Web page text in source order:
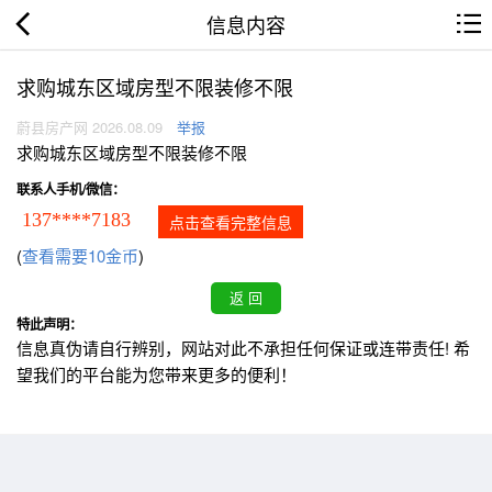
信息内容
求购城东区域房型不限装修不限
蔚县房产网 2026.08.09 举报
求购城东区域房型不限装修不限
联系人手机/微信：
137****7183 点击查看完整信息
(查看需要10金币)
特此声明：
信息真伪请自行辨别，网站对此不承担任何保证或连带责任! 希
望我们的平台能为您带来更多的便利！